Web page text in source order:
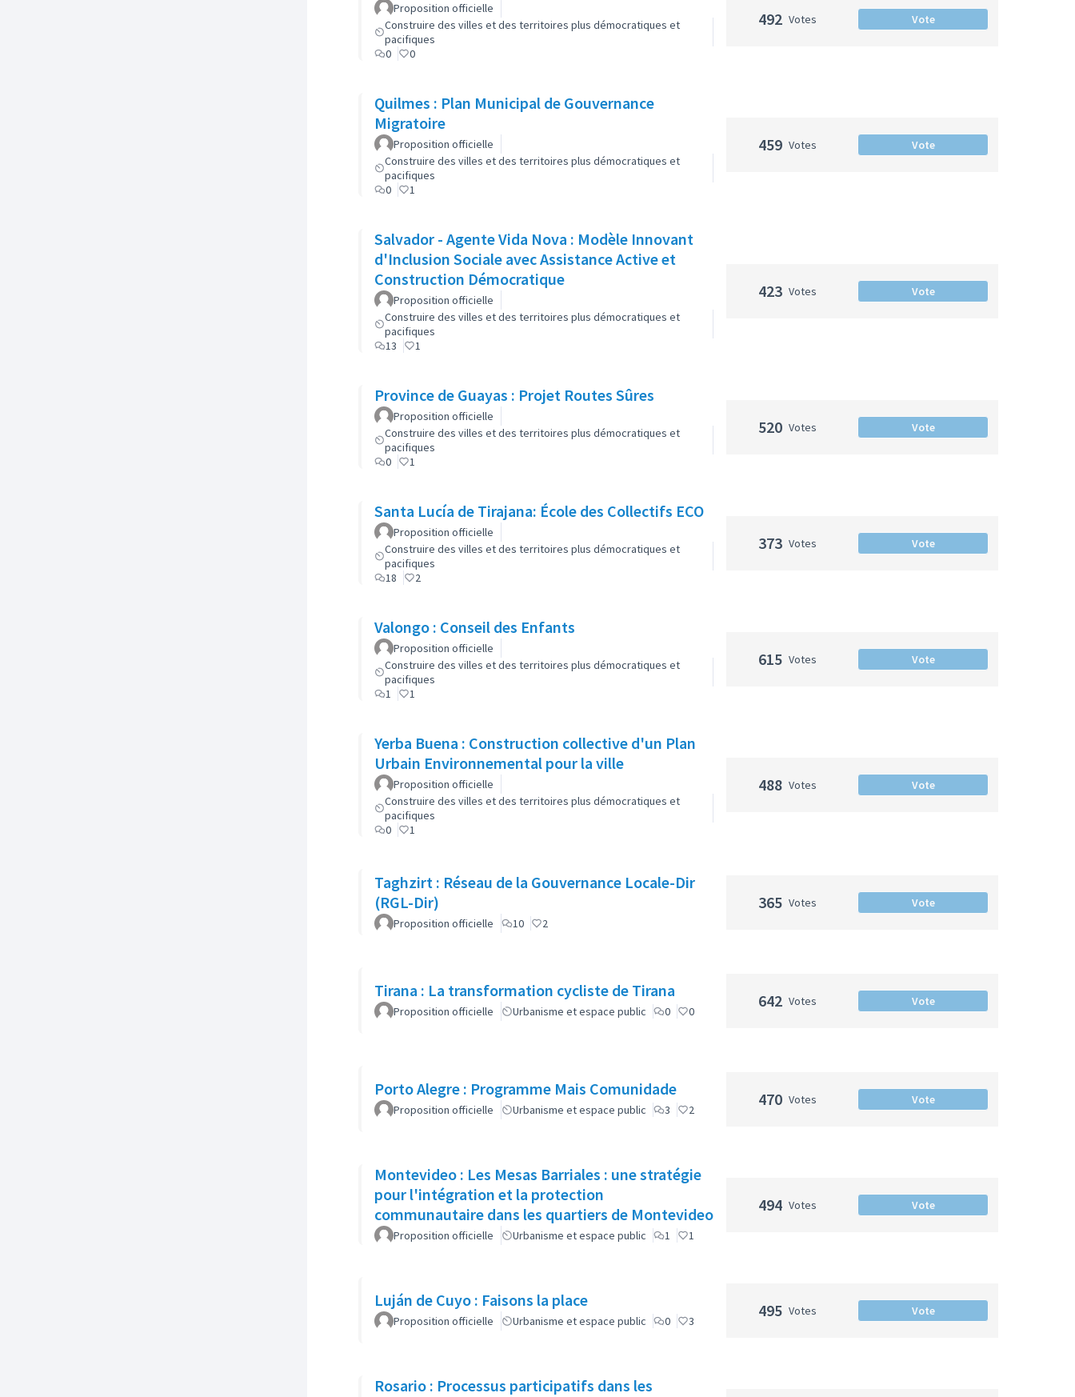
Proposition officielle
Construire des villes et des territoires plus démocratiques et
pacifiques
0
0
492 Votes Vote
Quilmes : Plan Municipal de Gouvernance
Migratoire
Proposition officielle
Construire des villes et des territoires plus démocratiques et
pacifiques
0
1
459 Votes Vote
Salvador - Agente Vida Nova : Modèle Innovant
d'Inclusion Sociale avec Assistance Active et
Construction Démocratique
Proposition officielle
Construire des villes et des territoires plus démocratiques et
pacifiques
13
1
423 Votes Vote
Province de Guayas : Projet Routes Sûres
Proposition officielle
Construire des villes et des territoires plus démocratiques et
pacifiques
0
1
520 Votes Vote
Santa Lucía de Tirajana: École des Collectifs ECO
Proposition officielle
Construire des villes et des territoires plus démocratiques et
pacifiques
18
2
373 Votes Vote
Valongo : Conseil des Enfants
Proposition officielle
Construire des villes et des territoires plus démocratiques et
pacifiques
1
1
615 Votes Vote
Yerba Buena : Construction collective d'un Plan
Urbain Environnemental pour la ville
Proposition officielle
Construire des villes et des territoires plus démocratiques et
pacifiques
0
1
488 Votes Vote
Taghzirt : Réseau de la Gouvernance Locale-Dir
(RGL-Dir)
Proposition officielle 10 2
365 Votes Vote
Tirana : La transformation cycliste de Tirana
Proposition officielle Urbanisme et espace public 0 0
642 Votes Vote
Porto Alegre : Programme Mais Comunidade
Proposition officielle Urbanisme et espace public 3 2
470 Votes Vote
Montevideo : Les Mesas Barriales : une stratégie
pour l'intégration et la protection
communautaire dans les quartiers de Montevideo
Proposition officielle Urbanisme et espace public 1 1
494 Votes Vote
Luján de Cuyo : Faisons la place
Proposition officielle Urbanisme et espace public 0 3
495 Votes Vote
Rosario : Processus participatifs dans les